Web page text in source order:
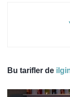
Bu tarifler de